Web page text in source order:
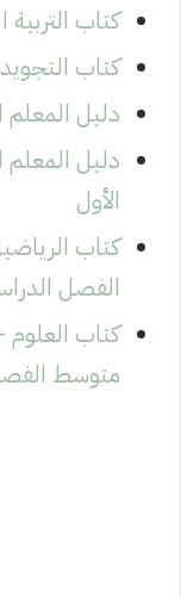
كتاب
كتاب
دليل
دليل
الأول
كتاب
الفصل
كتاب العلوم
متوسط